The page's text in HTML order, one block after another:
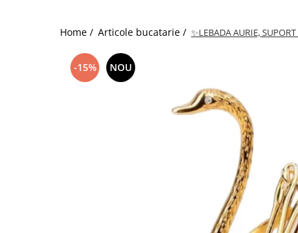
Home / Articole bucatarie / ✨LEBADA AURIE,
-15% NOU